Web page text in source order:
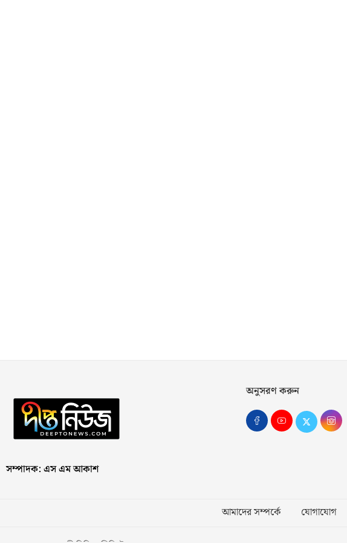
সম্পাদক: এস এম আকাশ
অনুসরণ করুন
আমাদের সম্পর্কে যোগাযোগ